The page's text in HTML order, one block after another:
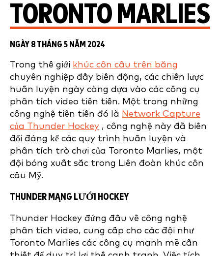
TORONTO MARLIES
NGÀY 8 THÁNG 5 NĂM 2024
Trong thế giới khúc côn cầu trên băng
chuyên nghiệp đầy biến động, các chiến lược
huấn luyện ngày càng dựa vào các công cụ
phân tích video tiên tiến. Một trong những
công nghệ tiên tiến đó là Network Capture
của Thunder Hockey , công nghệ này đã biến
đổi đáng kể các quy trình huấn luyện và
phân tích trò chơi của Toronto Marlies, một
đội bóng xuất sắc trong Liên đoàn khúc côn
cầu Mỹ.
THUNDER MẠNG LƯỚI HOCKEY
Thunder Hockey đứng đầu về công nghệ
phân tích video, cung cấp cho các đội như
Toronto Marlies các công cụ mạnh mẽ cần